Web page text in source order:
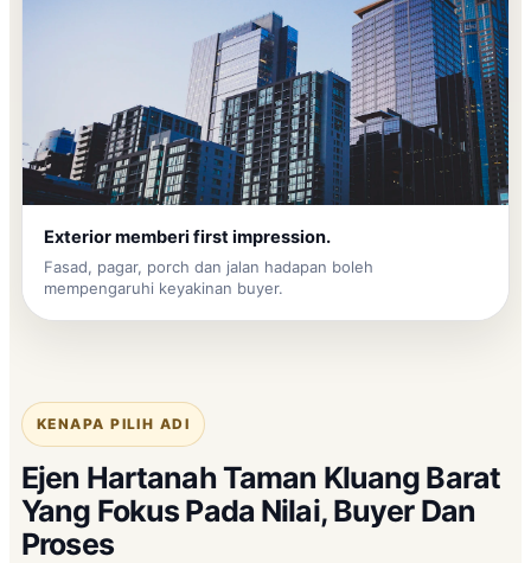
Exterior memberi first impression.
Fasad, pagar, porch dan jalan hadapan boleh
mempengaruhi keyakinan buyer.
KENAPA PILIH ADI
Ejen Hartanah Taman Kluang Barat
Yang Fokus Pada Nilai, Buyer Dan
Proses